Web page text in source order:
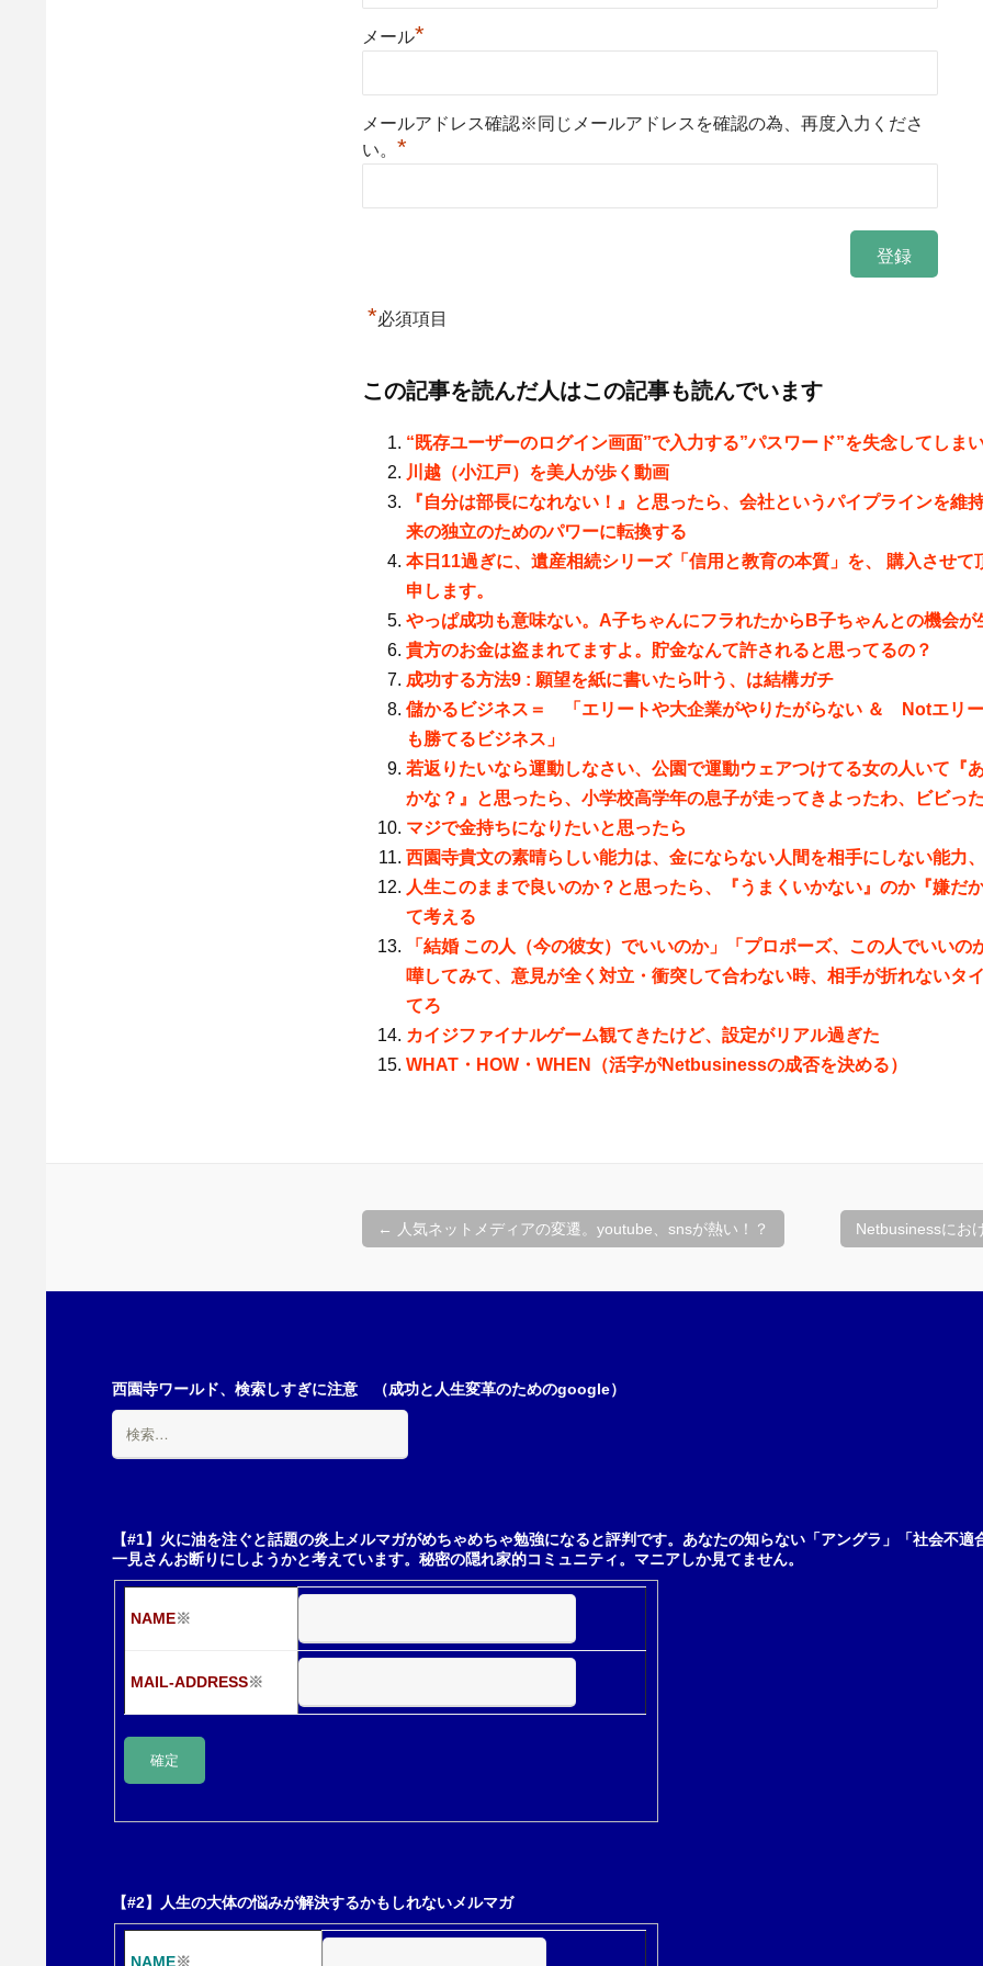
メール*
メールアドレス確認※同じメールアドレスを確認の為、再度入力くださ
い。 *
*必須項目
この記事を読んだ人はこの記事も読んでいます
“既存ユーザーのログイン画面”で入力する”パスワード”を失念してしまい
川越（小江戸）を美人が歩く動画
『自分は部長になれない！』と思ったら、会社というパイプラインを維
来の独立のためのパワーに転換する
本日11過ぎに、遺産相続シリーズ「信用と教育の本質」を、 購入させて
申します。
やっぱ成功も意味ない。A子ちゃんにフラれたからB子ちゃんとの機会が
貴方のお金は盗まれてますよ。貯金なんて許されると思ってるの？
成功する方法9 : 願望を紙に書いたら叶う、は結構ガチ
儲かるビジネス＝ 「エリートや大企業がやりたがらない ＆ Notエリ
も勝てるビジネス」
若返りたいなら運動しなさい、公園で運動ウェアつけてる女の人いて『
かな？』と思ったら、小学校高学年の息子が走ってきよったわ、ビビった
マジで金持ちになりたいと思ったら
西園寺貴文の素晴らしい能力は、金にならない人間を相手にしない能力
人生このままで良いのか？と思ったら、『うまくいかない』のか『嫌だ
て考える
「結婚 この人（今の彼女）でいいのか」「プロポーズ、この人でいいの
嘩してみて、意見が全く対立・衝突して合わない時、相手が折れないタ
てろ
カイジファイナルゲーム観てきたけど、設定がリアル過ぎた
WHAT・HOW・WHEN（活字がNetbusinessの成否を決める）
稿
← 人気ネットメディアの変遷。youtube、snsが熱い！？ Netbusinessにお
西園寺ワールド、検索しすぎに注意 （成功と人生変革のためのgoogle）
索:
【#1】火に油を注ぐと話題の炎上メルマガがめちゃめちゃ勉強になると評判です。あなたの知らない「アングラ」「社会不
一見さんお断りにしようかと考えています。秘密の隠れ家的コミュニティ。マニアしか見てません。
NAME※
MAIL-ADDRESS※
【#2】人生の大体の悩みが解決するかもしれないメルマガ
NAME※